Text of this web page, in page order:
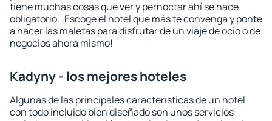
tiene muchas cosas que ver y pernoctar ahí se hace
obligatorio. ¡Escoge el hotel que más te convenga y ponte
a hacer las maletas para disfrutar de un viaje de ocio o de
negocios ahora mismo!
Kadyny - los mejores hoteles
Algunas de las principales características de un hotel
con todo incluido bien diseñado son unos servicios